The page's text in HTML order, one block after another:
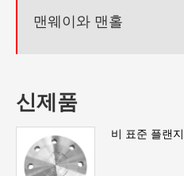
맨웨이와 맨홀
신제품
비 표준 플랜지